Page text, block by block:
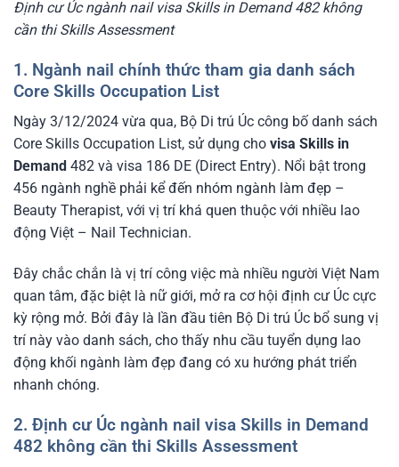
Định cư Úc ngành nail visa Skills in Demand 482 không
cần thi Skills Assessment
1. Ngành nail chính thức tham gia danh sách
Core Skills Occupation List
Ngày 3/12/2024 vừa qua, Bộ Di trú Úc công bố danh sách
Core Skills Occupation List, sử dụng cho visa Skills in
Demand 482 và visa 186 DE (Direct Entry). Nổi bật trong
456 ngành nghề phải kể đến nhóm ngành làm đẹp –
Beauty Therapist, với vị trí khá quen thuộc với nhiều lao
động Việt – Nail Technician.
Đây chắc chắn là vị trí công việc mà nhiều người Việt Nam
quan tâm, đặc biệt là nữ giới, mở ra cơ hội định cư Úc cực
kỳ rộng mở. Bởi đây là lần đầu tiên Bộ Di trú Úc bổ sung vị
trí này vào danh sách, cho thấy nhu cầu tuyển dụng lao
động khối ngành làm đẹp đang có xu hướng phát triển
nhanh chóng.
2. Định cư Úc ngành nail visa Skills in Demand
482 không cần thi Skills Assessment